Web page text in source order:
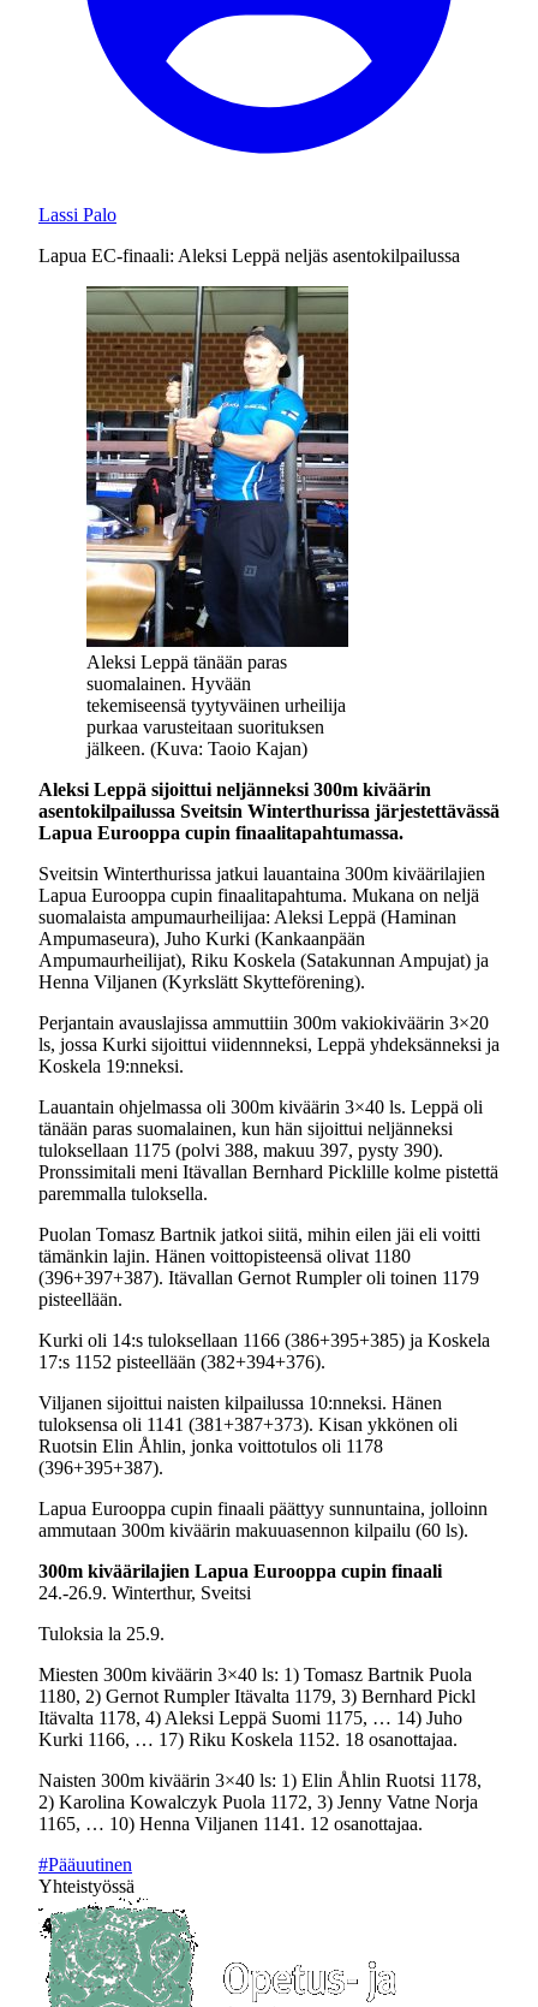
Lassi Palo
Lapua EC-finaali: Aleksi Leppä neljäs asentokilpailussa
Aleksi Leppä tänään paras
suomalainen. Hyvään
tekemiseensä tyytyväinen urheilija
purkaa varusteitaan suorituksen
jälkeen. (Kuva: Taoio Kajan)
Aleksi Leppä sijoittui neljänneksi 300m kiväärin
asentokilpailussa Sveitsin Winterthurissa järjestettävässä
Lapua Eurooppa cupin finaalitapahtumassa.
Sveitsin Winterthurissa jatkui lauantaina 300m kiväärilajien
Lapua Eurooppa cupin finaalitapahtuma. Mukana on neljä
suomalaista ampumaurheilijaa: Aleksi Leppä (Haminan
Ampumaseura), Juho Kurki (Kankaanpään
Ampumaurheilijat), Riku Koskela (Satakunnan Ampujat) ja
Henna Viljanen (Kyrkslätt Skytteförening).
Perjantain avauslajissa ammuttiin 300m vakiokiväärin 3×20
ls, jossa Kurki sijoittui viidennneksi, Leppä yhdeksänneksi ja
Koskela 19:nneksi.
Lauantain ohjelmassa oli 300m kiväärin 3×40 ls. Leppä oli
tänään paras suomalainen, kun hän sijoittui neljänneksi
tuloksellaan 1175 (polvi 388, makuu 397, pysty 390).
Pronssimitali meni Itävallan Bernhard Picklille kolme pistettä
paremmalla tuloksella.
Puolan Tomasz Bartnik jatkoi siitä, mihin eilen jäi eli voitti
tämänkin lajin. Hänen voittopisteensä olivat 1180
(396+397+387). Itävallan Gernot Rumpler oli toinen 1179
pisteellään.
Kurki oli 14:s tuloksellaan 1166 (386+395+385) ja Koskela
17:s 1152 pisteellään (382+394+376).
Viljanen sijoittui naisten kilpailussa 10:nneksi. Hänen
tuloksensa oli 1141 (381+387+373). Kisan ykkönen oli
Ruotsin Elin Åhlin, jonka voittotulos oli 1178
(396+395+387).
Lapua Eurooppa cupin finaali päättyy sunnuntaina, jolloinn
ammutaan 300m kiväärin makuuasennon kilpailu (60 ls).
300m kiväärilajien Lapua Eurooppa cupin finaali
24.-26.9. Winterthur, Sveitsi
Tuloksia la 25.9.
Miesten 300m kiväärin 3×40 ls: 1) Tomasz Bartnik Puola
1180, 2) Gernot Rumpler Itävalta 1179, 3) Bernhard Pickl
Itävalta 1178, 4) Aleksi Leppä Suomi 1175, … 14) Juho
Kurki 1166, … 17) Riku Koskela 1152. 18 osanottajaa.
Naisten 300m kiväärin 3×40 ls: 1) Elin Åhlin Ruotsi 1178,
2) Karolina Kowalczyk Puola 1172, 3) Jenny Vatne Norja
1165, … 10) Henna Viljanen 1141. 12 osanottajaa.
#Pääuutinen
Yhteistyössä